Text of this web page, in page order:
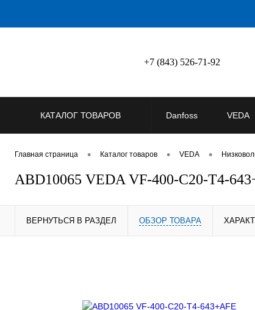
+7 (843) 526-71-92
КАТАЛОГ ТОВАРОВ Danfoss VEDA
Главная страница • Каталог товаров • VEDA •
ABD10065 VEDA VF-400-C20-T4-
ВЕРНУТЬСЯ В РАЗДЕЛ ОБЗОР ТОВАРА